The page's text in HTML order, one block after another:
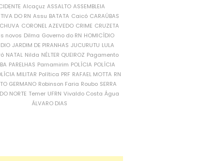
Alcaçuz ASSALTO ASSEMBLEIA
DO RN Assu BATATA Caicó CARAÚBAS
CORONEL AZEVEDO CRIME CRUZETA
novos Dilma Governo do RN HOMICÍDIO
JARDIM DE PIRANHAS JUCURUTU LULA
NATAL Nilda NÉLTER QUEIROZ Pagamento
PARELHAS Parnamirim POLÍCIA POLÍCIA
MILITAR Política PRF RAFAEL MOTTA RN
GERMANO Robinson Faria Roubo SERRA
NORTE Temer UFRN Vivaldo Costa Água
ÁLVARO DIAS